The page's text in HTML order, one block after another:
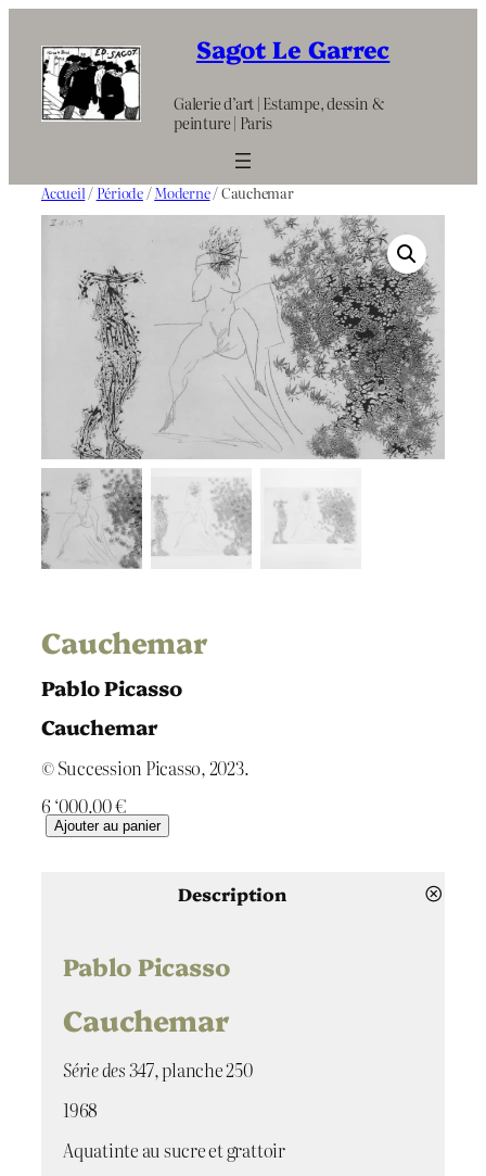
contenu
Sagot Le Garrec
Galerie d’art | Estampe, dessin &
peinture | Paris
Accueil / Période/Moderne/ Cauchemar
Cauchemar
Pablo Picasso
Cauchemar
© Succession Picasso, 2023.
6 ‘000.00€
q Ajouter au panier
Description
Pablo Picasso
Cauchemar
Série des 347, planche 250
1968
Aquatinte au sucre et grattoir